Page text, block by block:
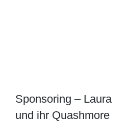
Sponsoring – Laura
und ihr Quashmore